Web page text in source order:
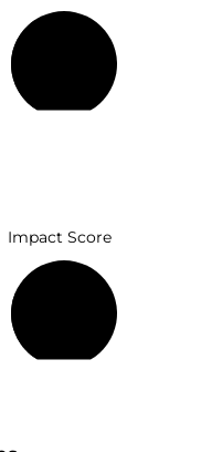
Impact Score